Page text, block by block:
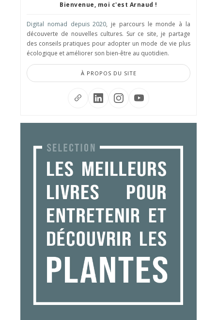
Bienvenue, moi c'est Arnaud !
Digital nomad depuis 2020, je parcours le monde à la
découverte de nouvelles cultures. Sur ce site, je partage
des conseils pratiques pour adopter un mode de vie plus
écologique et améliorer son bien-être au quotidien.
À PROPOS DU SITE